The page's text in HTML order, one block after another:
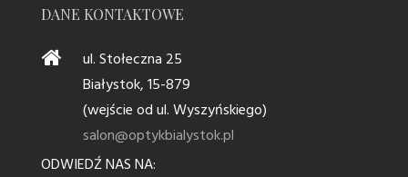
DANE KONTAKTOWE
ul. Stołeczna 25
Białystok, 15-879
(wejście od ul. Wyszyńskiego)
salon@optykbialystok.pl
ODWIEDŹ NAS NA: